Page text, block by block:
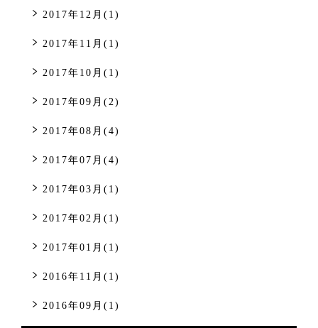
2017年12月(1)
2017年11月(1)
2017年10月(1)
2017年09月(2)
2017年08月(4)
2017年07月(4)
2017年03月(1)
2017年02月(1)
2017年01月(1)
2016年11月(1)
2016年09月(1)